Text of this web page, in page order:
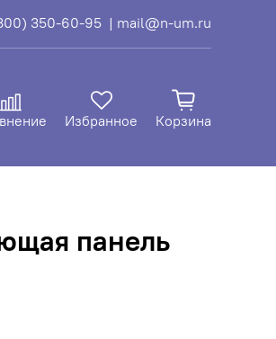
350-60-95 | mail@n-um.ru
Избранное Корзина
панель